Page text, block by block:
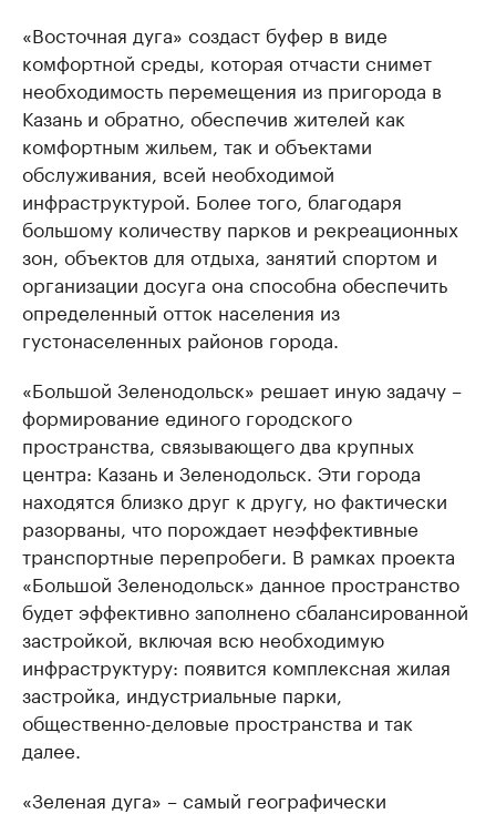
«Восточная дуга» создаст буфер в виде
комфортной среды, которая отчасти снимет
необходимость перемещения из пригорода в
Казань и обратно, обеспечив жителей как
комфортным жильем, так и объектами
обслуживания, всей необходимой
инфраструктурой. Более того, благодаря
большому количеству парков и рекреационных
зон, объектов для отдыха, занятий спортом и
организации досуга она способна обеспечить
определенный отток населения из
густонаселенных районов города.
«Большой Зеленодольск» решает иную задачу –
формирование единого городского
пространства, связывающего два крупных
центра: Казань и Зеленодольск. Эти города
находятся близко друг к другу, но фактически
разорваны, что порождает неэффективные
транспортные перепробеги. В рамках проекта
«Большой Зеленодольск» данное пространство
будет эффективно заполнено сбалансированной
застройкой, включая всю необходимую
инфраструктуру: появится комплексная жилая
застройка, индустриальные парки,
общественно-деловые пространства и так
далее.
«Зеленая дуга» – самый географически